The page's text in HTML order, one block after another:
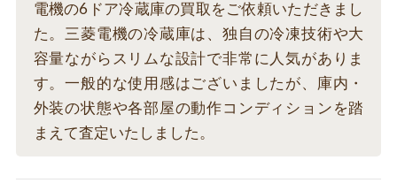
電機の6ドア冷蔵庫の買取をご依頼いただきまし
た。三菱電機の冷蔵庫は、独自の冷凍技術や大
容量ながらスリムな設計で非常に人気がありま
す。一般的な使用感はございましたが、庫内・
外装の状態や各部屋の動作コンディションを踏
まえて査定いたしました。